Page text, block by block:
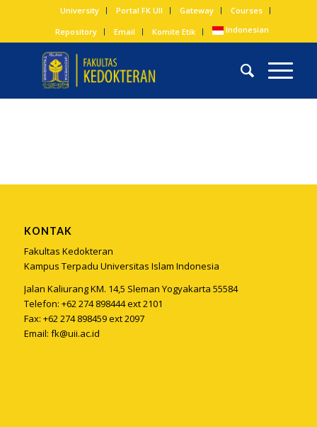
University Portal FK UII Gateway
Courses
Repository
Email Komite Etik Indonesian
KONTAK
Fakultas Kedokteran
Kampus Terpadu Universitas Islam Indonesia
Jalan Kaliurang KM. 14,5 Sleman Yogyakarta 55584
Telefon: +62 274 898444 ext 2101
Fax: +62 274 898459 ext 2097
Email: fk@uii.ac.id